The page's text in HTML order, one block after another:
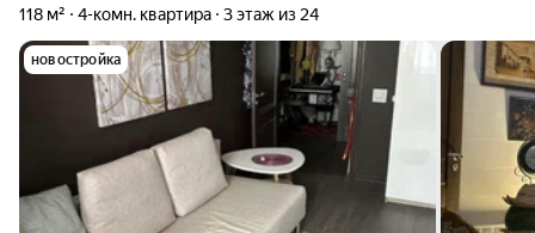
118 м² 4-комн. квартира 3 этаж из 24
новостройка